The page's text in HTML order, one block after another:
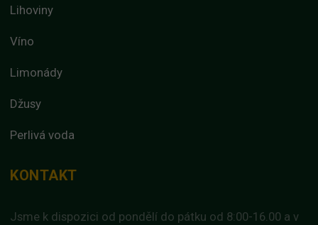
Lihoviny
Víno
Limonády
Džusy
Perlivá voda
KONTAKT
Jsme k dispozici od pondělí do pátku od 8:00-16.00 a v